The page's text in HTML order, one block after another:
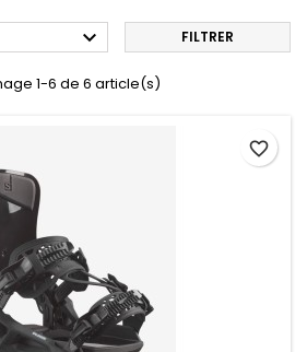
 FILTRER
1-6 de 6 article(s)
favorite_border